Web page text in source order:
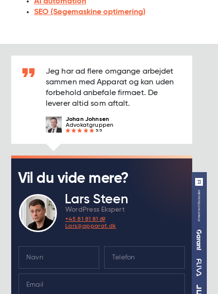
SEO (Søgemaskine optimering)
Jeg har ad flere omgange arbejdet
sammen med Apparat og kan uden
forbehold anbefale firmaet. De
leverer altid som aftalt.
Johan Johnsen
Advokatgruppen
5/5
Vil du vide mere?
Lars Steen
WordPress Ekspert
+45 81 81 81 69
Lars@apparat.dk
m